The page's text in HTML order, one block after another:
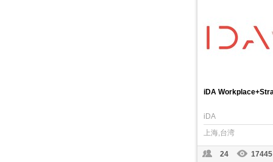
iDA
iDA
上海,台湾
24 17445